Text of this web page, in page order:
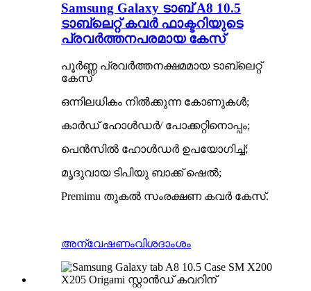
Samsung Galaxy ടാബ് A8 10.5
ടാബ്‌ലെറ്റ് കവർ ഫാക്ടറിയുടെ
പ്രവർത്തനപരമായ കേസ്
പൂർണ്ണ പ്രവർത്തനക്ഷമമായ ടാബ്‌ലെറ്റ്
കേസ്
ഒന്നിലധികം നിൽക്കുന്ന കോണുകൾ;
കാർഡ് ഹോൾഡർ/ പോക്കറ്റിനൊപ്പം;
പെൻസിൽ ഹോൾഡർ ഉപയോഗിച്ച്;
മൃദുവായ ടിപിയു ബാക്ക് ഷെൽ;
Premimu തുകൽ സംരക്ഷണ കവർ കേസ്.
അന്വേഷണംവിശദാംശം